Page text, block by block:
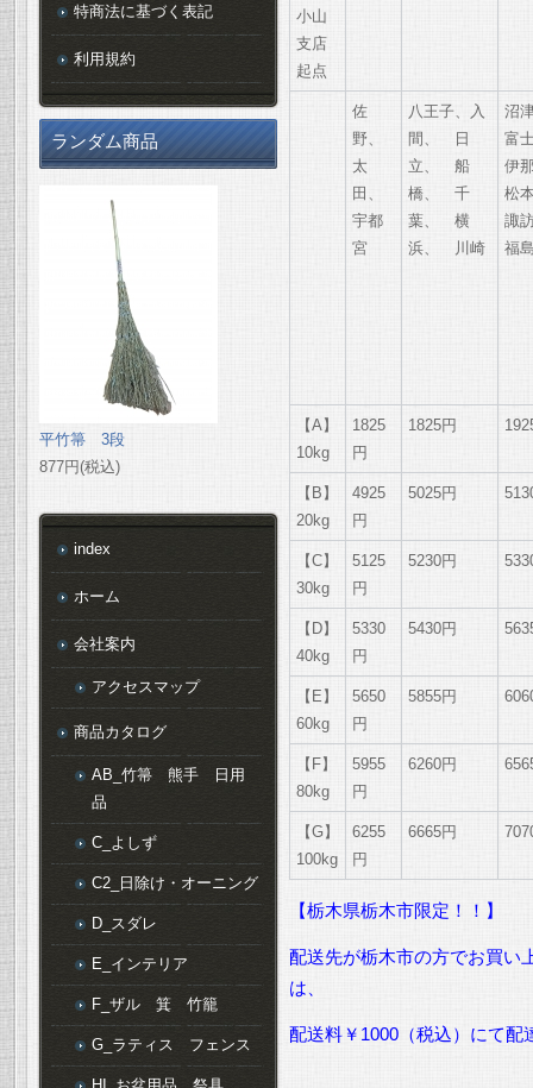
小山
支店
起点
佐
野、
太
田、
宇都
宮
八王子、入
間、 日
立、 船
橋、 千
葉、 横
浜、 川崎
沼
富
伊
松
諏
福
【A】
10kg
1825
円
1825円
【B】
20kg
4925
円
5025円
【C】
30kg
5125
円
5230円
【D】
40kg
5330
円
5430円
【E】
60kg
5650
円
5855円
【F】
80kg
5955
円
6260円
【G】
100kg
6255
円
6665円
【栃木県栃木市限定！！】
配送先が栃木市の方でお買い
は、
配送料￥1000（税込）にて配
特商法に基づく表記
利用規約
ランダム商品
平竹箒 3段
877円(税込)
index
ホーム
会社案内
アクセスマップ
商品カタログ
AB_竹箒 熊手 日用
品
C_よしず
C2_日除け・オーニング
D_スダレ
E_インテリア
F_ザル 箕 竹籠
G_ラティス フェンス